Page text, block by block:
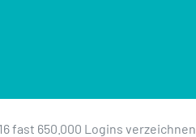
fast 650.000 Logins verzeichnen